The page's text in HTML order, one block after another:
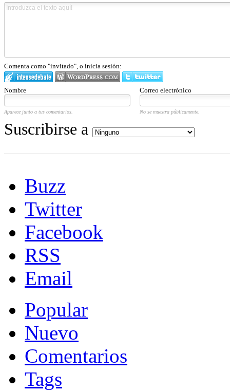
Comenta como "invitado", o inicia sesión:
Nombre Correo electrónico
Aparece junto a tus comentarios. No se muestra públicamente.
Suscribirse a
Buzz
Twitter
Facebook
RSS
Email
Popular
Nuevo
Comentarios
Tags